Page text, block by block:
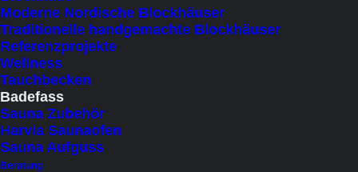
Moderne Nordische Blockhäuser
Traditionelle handgemachte Blockhäuser
Referenzprojekte
Wellness
Tauchbecken
Badefass
Sauna Zubehör
Harvia Saunaofen
Sauna Aufguss
Beratung
mit Ofen aus heimischem
Lärchenholz (1,5 m
Durchmesser)
Ab €6.045
zzgl. Lieferkosten
Lieferzeit: 5 - 6 Wochen